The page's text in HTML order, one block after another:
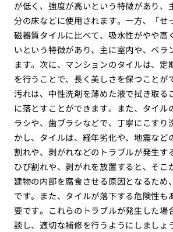
が低く、強度が高いという特徴があり、
分の床などに使用されます。一方、「せ
磁器質タイルに比べて、吸水性がやや高
いという特徴があり、主に室内や、ベラ
ます。次に、マンションのタイルは、定
を行うことで、長く美しさを保つことが
汚れは、中性洗剤を薄めた液で拭き取る
に落とすことができます。また、タイル
ラシや、歯ブラシなどで、丁寧にこすり
かし、タイルは、経年劣化や、地震など
割れや、剥がれなどのトラブルが発生す
ひび割れや、剥がれを放置すると、そこ
建物の内部を腐食させる原因となるため
です。また、タイルが落下する危険性も
要です。これらのトラブルが発生した場
談し、適切な補修を行うようにしましょ